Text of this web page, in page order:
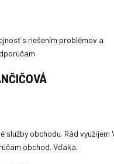
s riešením problémov a
služby obchodu. Rád využijem
obchod. Vďaka.